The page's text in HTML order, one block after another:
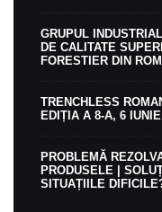
GRUPUL
DE CALITATE
FORESTIER DIN
TRENCHLESS
EDIȚIA A 8-A, 6
PROBLEMĂ
PRODUSELE |
SITUAȚIILE